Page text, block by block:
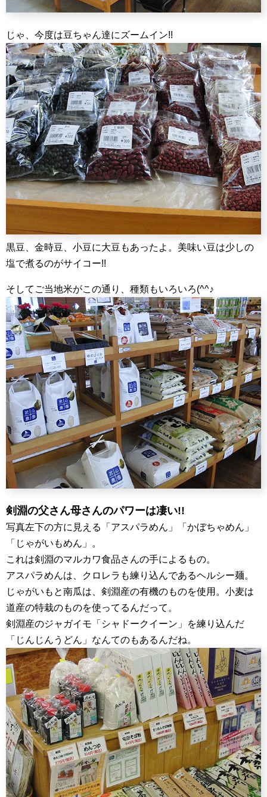
じゃ、今度は豆ちゃん達にズームイン!!
黒豆、金時豆、小豆に大豆もあったよ。美味い豆は少しの
塩で煮るのがサイコー!!
そしてご当地米がこの通り、種類もいろいろ(^^♪
剣淵の父さん母さんのパワーは凄い!!
写真左下の方に見える「アスパラめん」「かぼちゃめん」
「じゃがいもめん」。
これは剣淵のマルカワ食品さんの手によるもの。
アスパラめんは、クロレラも練り込んであるヘルシー麺。
じゃがいもと南瓜は、剣淵産の有機のものを使用。小麦は
道産の特栽のものを使ってるんだって。
剣淵産のジャガイモ「シャドークイーン」を練り込んだ
「じんじんうどん」なんてのもあるんだね。